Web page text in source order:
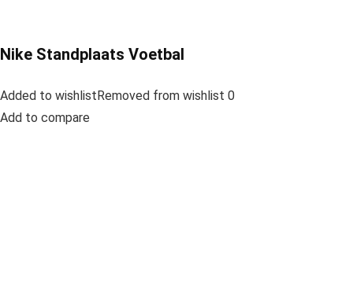
Nike Standplaats Voetbal
Added to wishlistRemoved from wishlist 0
Add to compare